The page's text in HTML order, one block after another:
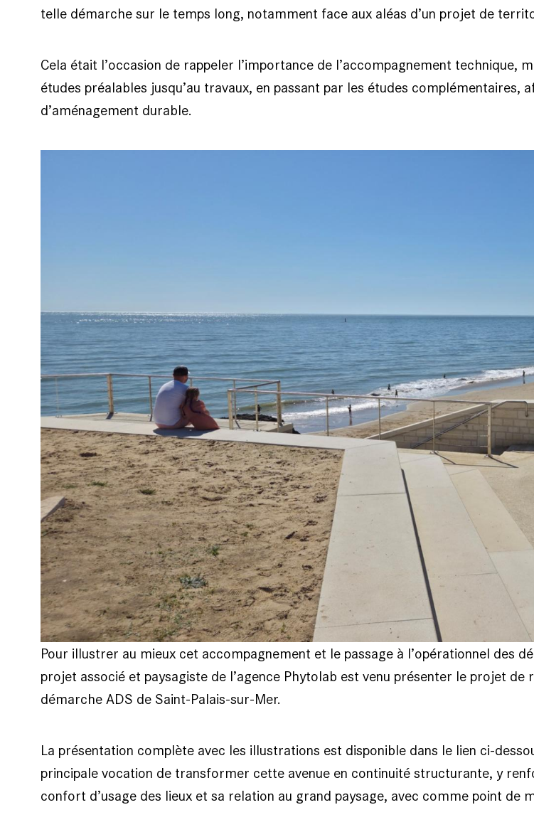
telle démarche sur le temps long, notamment face aux aléas d’un projet de
Cela était l’occasion de rappeler l’importance de l’accompagnement technique,
études préalables jusqu’au travaux, en passant par les études
d’aménagement durable.
Pour illustrer au mieux cet accompagnement et le passage à l’opérationnel des
projet associé et paysagiste de l’agence Phytolab est venu présenter le projet de
démarche ADS de Saint-Palais-sur-Mer.
La présentation complète avec les illustrations est disponible dans le lien ci-
principale vocation de transformer cette avenue en continuité structurante, y
confort d’usage des lieux et sa relation au grand paysage, avec comme point de